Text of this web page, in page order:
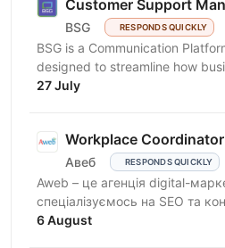
Customer Support
BSG RESPONDS QUICKLY
BSG is a Communication
designed to streamline how
customers across multiple
27 July
Workplace Coordinator
Авеб RESPONDS QUICKLY
Aweb – це агенція digital-
спеціалізуємось на SEO та
працюємо із середнім
6 August